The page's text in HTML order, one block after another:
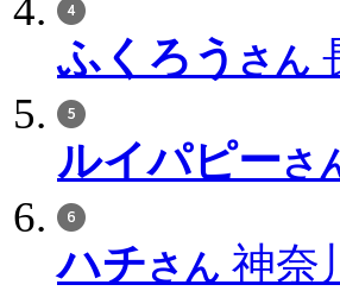
ふくろう さん
ルイパピーさ
ハチさん 神奈